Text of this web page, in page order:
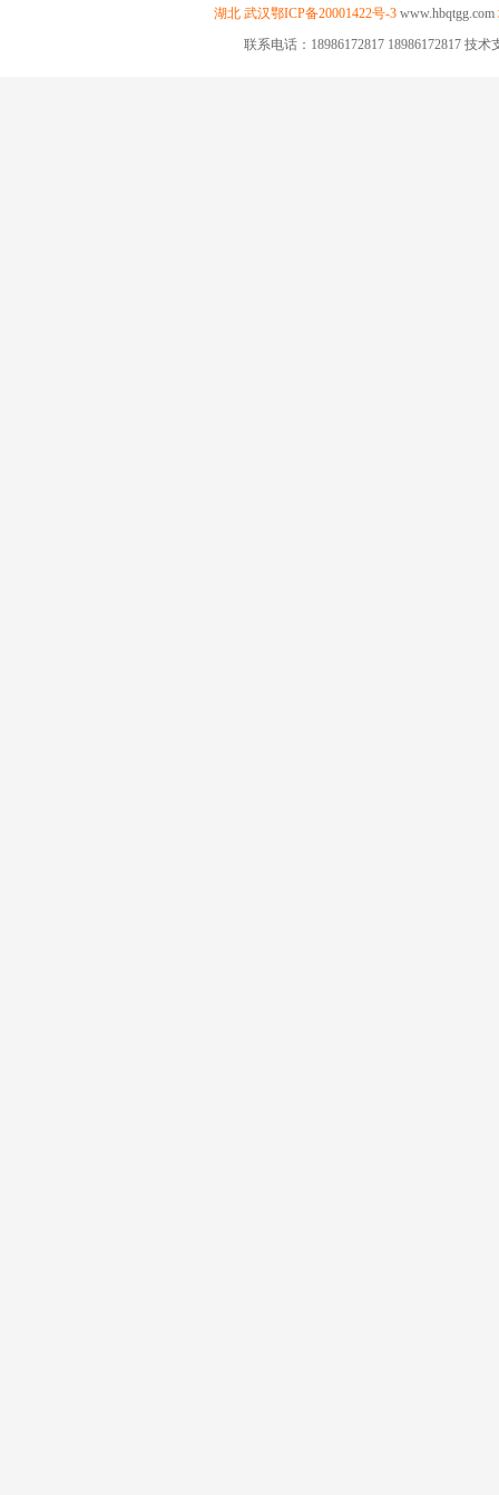
湖北 武汉鄂ICP备20001422号-3www.hbqtgg.com
联系电话：18986172817 18986172817 技